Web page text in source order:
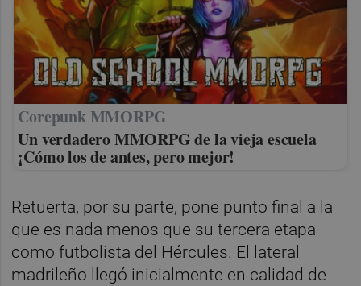
Corepunk MMORPG
Un verdadero MMORPG de la vieja escuela
¡Cómo los de antes, pero mejor!
Retuerta, por su parte, pone punto final a la
que es nada menos que su tercera etapa
como futbolista del Hércules. El lateral
madrileño llegó inicialmente en calidad de